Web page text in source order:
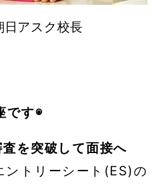
日アスク校長
です◉
査を突破して面接へ
ントリーシート(ES)の